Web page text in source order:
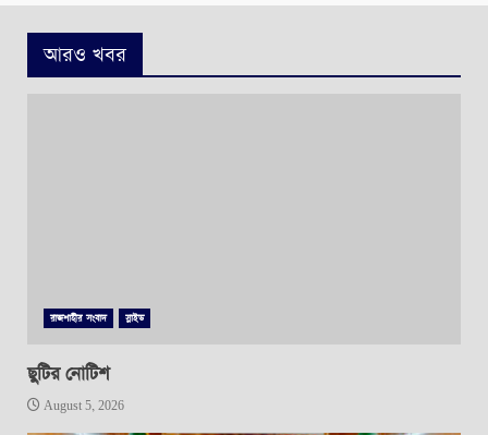
আরও খবর
রাজশাহীর সংবাদ স্লাইড
ছুটির নোটিশ
August 5, 2026